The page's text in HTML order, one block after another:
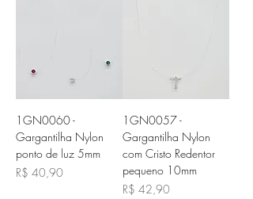
1GN0060 -
Gargantilha Nylon
ponto de luz 5mm
Preço
R$ 40,90
1GN0057 -
Gargantilha Nylon
com Cristo Redentor
pequeno 10mm
Preço
R$ 42,90